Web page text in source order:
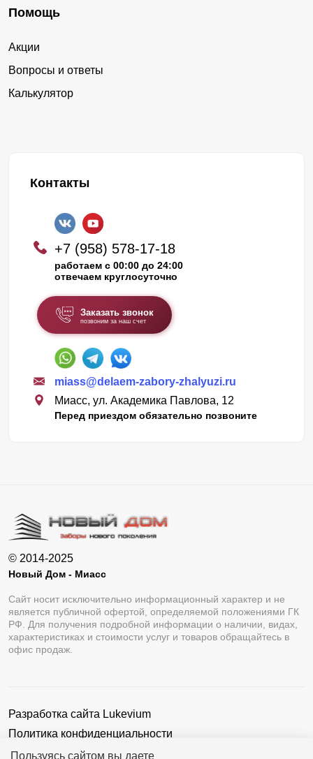
Пользуясь сайтом вы даете
Помощь
Акции
Вопросы и ответы
Калькулятор
Контакты
+7 (958) 578-17-18
работаем с 00:00 до 24:00
отвечаем круглосуточно
Заказать звонок
позвоним за наш счет
miass@delaem-zabory-zhalyuzi.ru
Миасс, ул. Академика Павлова, 12
Перед приездом обязательно позвоните
© 2014-2025
Новый Дом - Миасс
Сайт носит исключительно информационный характер и не
является публичной офертой, определяемой положениями ГК
РФ. Для получения подробной информации о наличии, видах,
характеристиках и стоимости услуг и товаров обращайтесь в
офис продаж.
Разработка сайта Lukevium
Политика конфиденциальности
Пользовательское соглашение